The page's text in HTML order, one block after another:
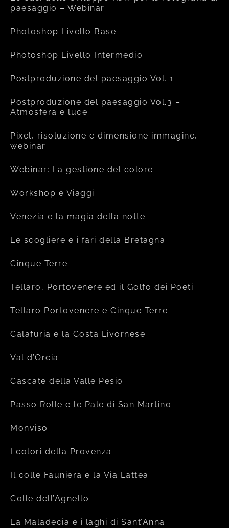
paesaggio – Webinar
Photoshop Livello Base
Photoshop Livello Intermedio
Postproduzione del paesaggio Vol. 1
Postproduzione del paesaggio Vol.3 –
Atmosfera e luce
Pixel, risoluzione e dimensione immagine,
webinar
Webinar: La gestione del colore
Workshop e Viaggi
Venezia e la magia della notte
Le scogliere e i fari della Bretagna
Cinque Terre
Tellaro, Portovenere ed il Golfo dei Poeti
Tellaro Portovenere e Cinque Terre
Calafuria e la Costa Livornese
Val d’Orcia
Cascate della Valle Pesio
Passo Rolle e le Pale di San Martino
Monviso
I colori della Provenza
Il colle Fauniera e la Via Lattea
Colle dell’Agnello
La Maladecia e i laghi di Sant’Anna